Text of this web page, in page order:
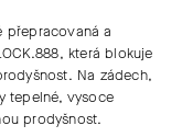
přepracovaná a
která blokuje
Na zádech,
tepelné, vysoce
prodyšnost.